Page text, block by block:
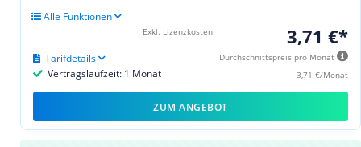
Alle Funktionen
3,71 €*
Durchschnittspreis pro Monat
3,71 €/Monat
Vertragslaufzeit: 1 Monat
Tarifdetails
Exkl. Lizenzkosten
ZUM ANGEBOT